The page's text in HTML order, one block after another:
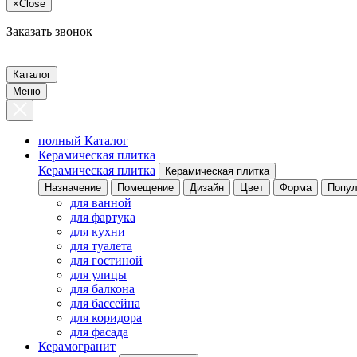
×Close
Заказать звонок
Каталог
Меню
полный Каталог
Керамическая плитка
Керамическая плитка
Керамическая плитка
Назначение
Помещение Дизайн Цвет Форма
для ванной
для фартука
для кухни
для туалета
для гостиной
для улицы
для балкона
для бассейна
для коридора
для фасада
Керамогранит